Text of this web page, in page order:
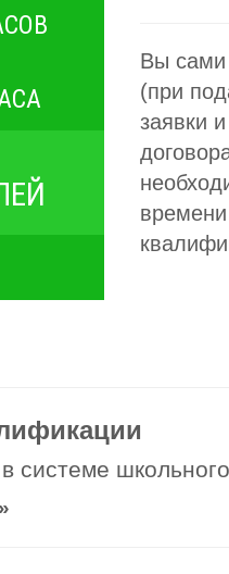
Вы сами
(при
заявки
системе
»